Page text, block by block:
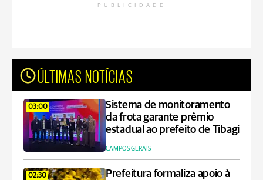
PUBLICIDADE
ÚLTIMAS NOTÍCIAS
03:00
Sistema de monitoramento
da frota garante prêmio
estadual ao prefeito de Tibagi
CAMPOS GERAIS
02:30
Prefeitura formaliza apoio à